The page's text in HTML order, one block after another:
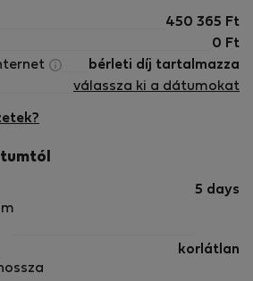
450 365 Ft
0 Ft
bérleti díj tartalmazza
válassza ki a dátumokat
5 days
korlátlan